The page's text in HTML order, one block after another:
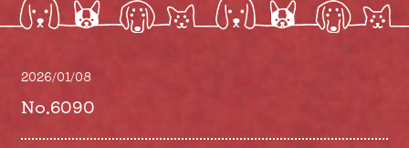
2026/01/08
No.6090